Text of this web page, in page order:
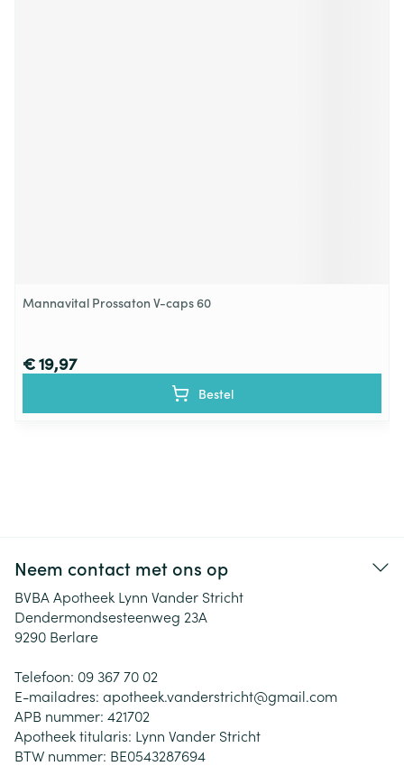
Mannavital Prossaton V-caps 60
€ 19,97
Bestel
Neem contact met ons op
BVBA Apotheek Lynn Vander Stricht
Dendermondsesteenweg 23A
9290 Berlare
Telefoon: 09 367 70 02
E-mailadres: apotheek.vanderstricht@gmail.com
APB nummer: 421702
Apotheek titularis: Lynn Vander Stricht
BTW nummer: BE0543287694